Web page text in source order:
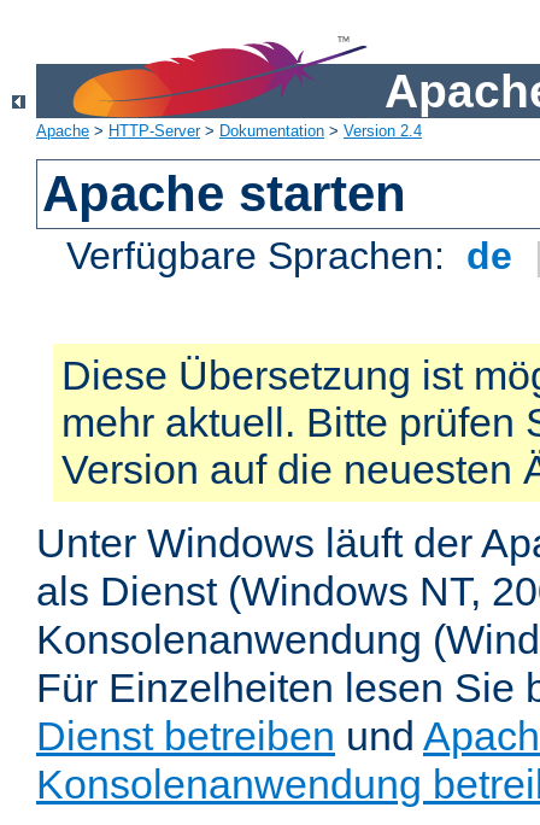
Apache > HTTP-Server> Dokumentation > Version 2.4
Apache starten
Verfügbare Sprachen: de
Diese Übersetzung ist
mehr aktuell. Bitte prüfen
Version auf die neuesten
Unter Windows läuft der
als Dienst (Windows NT,
Konsolenanwendung
Für Einzelheiten lesen Sie
Dienst betreiben und
Konsolenanwendung